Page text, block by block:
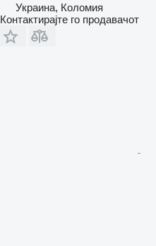
Украина, Коломия
Контактирајте го продавачот